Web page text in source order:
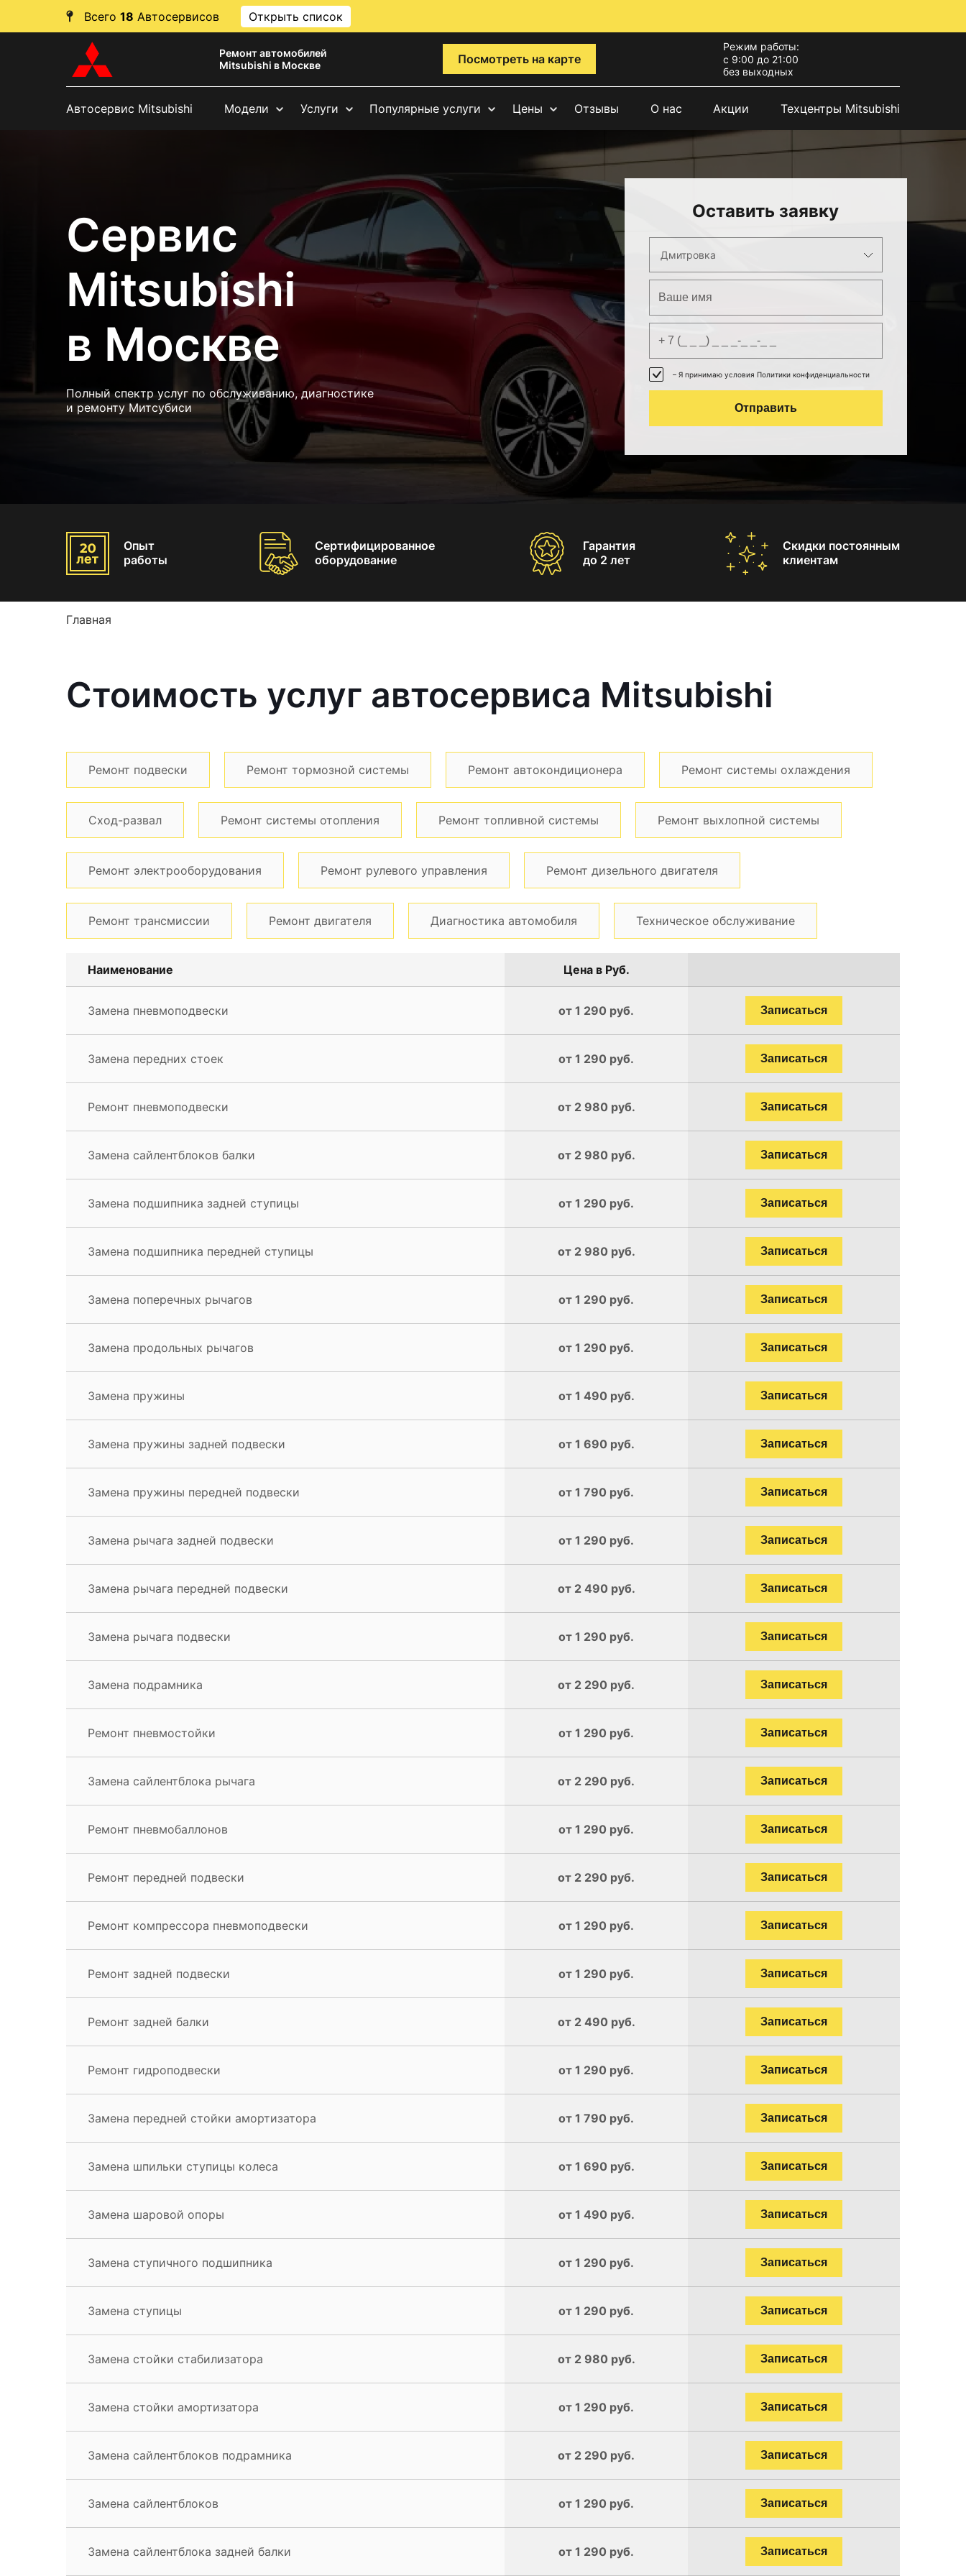
Всего 18 Автосервисов Открыть список
Ремонт автомобилей
Mitsubishi в Москве
Посмотреть на карте
Режим работы:
с 9:00 до 21:00
без выходных
Автосервис Mitsubishi Модели Услуги Популярные услуги Цены Отзывы О нас Акции Техцентры Mitsubishi
Сервис
Mitsubishi
в Москве
Полный спектр услуг по обслуживанию, диагностике
и ремонту Митсубиси
Оставить заявку
Дмитровка
– Я принимаю условия Политики конфиденциальности
Отправить
Опыт
работы
Сертифицированное
оборудование
Гарантия
до 2 лет
Скидки постоянным
клиентам
Главная
Стоимость услуг автосервиса Mitsubishi
Ремонт подвески Ремонт тормозной системы Ремонт автокондиционера Ремонт системы охлаждения
Сход-развал Ремонт системы отопления Ремонт топливной системы Ремонт выхлопной системы
Ремонт электрооборудования Ремонт рулевого управления Ремонт дизельного двигателя
Ремонт трансмиссии Ремонт двигателя Диагностика автомобиля Техническое обслуживание
Наименование Цена в Руб.
Замена пневмоподвески от 1 290 руб. Записаться
Замена передних стоек от 1 290 руб. Записаться
Ремонт пневмоподвески от 2 980 руб. Записаться
Замена сайлентблоков балки от 2 980 руб. Записаться
Замена подшипника задней ступицы от 1 290 руб. Записаться
Замена подшипника передней ступицы от 2 980 руб. Записаться
Замена поперечных рычагов от 1 290 руб. Записаться
Замена продольных рычагов от 1 290 руб. Записаться
Замена пружины от 1 490 руб. Записаться
Замена пружины задней подвески от 1 690 руб. Записаться
Замена пружины передней подвески от 1 790 руб. Записаться
Замена рычага задней подвески от 1 290 руб. Записаться
Замена рычага передней подвески от 2 490 руб. Записаться
Замена рычага подвески от 1 290 руб. Записаться
Замена подрамника от 2 290 руб. Записаться
Ремонт пневмостойки от 1 290 руб. Записаться
Замена сайлентблока рычага от 2 290 руб. Записаться
Ремонт пневмобаллонов от 1 290 руб. Записаться
Ремонт передней подвески от 2 290 руб. Записаться
Ремонт компрессора пневмоподвески от 1 290 руб. Записаться
Ремонт задней подвески от 1 290 руб. Записаться
Ремонт задней балки от 2 490 руб. Записаться
Ремонт гидроподвески от 1 290 руб. Записаться
Замена передней стойки амортизатора от 1 790 руб. Записаться
Замена шпильки ступицы колеса от 1 690 руб. Записаться
Замена шаровой опоры от 1 490 руб. Записаться
Замена ступичного подшипника от 1 290 руб. Записаться
Замена ступицы от 1 290 руб. Записаться
Замена стойки стабилизатора от 2 980 руб. Записаться
Замена стойки амортизатора от 1 290 руб. Записаться
Замена сайлентблоков подрамника от 2 290 руб. Записаться
Замена сайлентблоков от 1 290 руб. Записаться
Замена сайлентблока задней балки от 1 290 руб. Записаться